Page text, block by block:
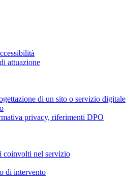
attuazione
di un sito o servizio digitale
privacy, riferimenti DPO
coinvolti nel servizio
di intervento